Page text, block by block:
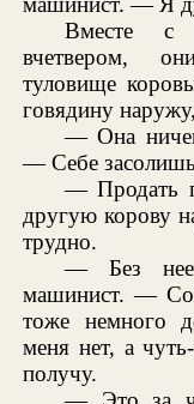
Вместе с
вчетвером,
туловище
говядину
— Она
— Себе
— Продать
другую корову
трудно.
— Без нее
машинист. —
тоже немного
меня нет, а
получу.